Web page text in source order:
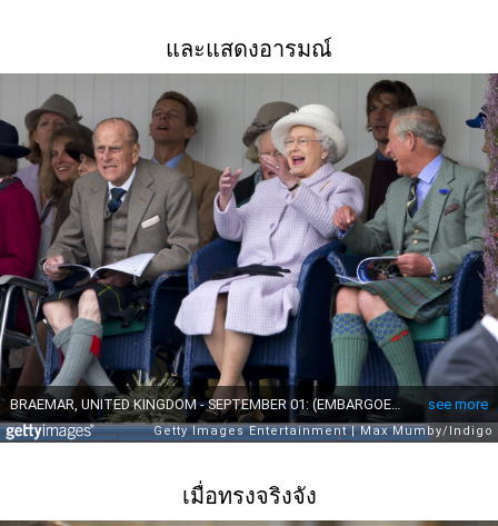
และแสดงอารมณ์
เมื่อทรงจริงจัง